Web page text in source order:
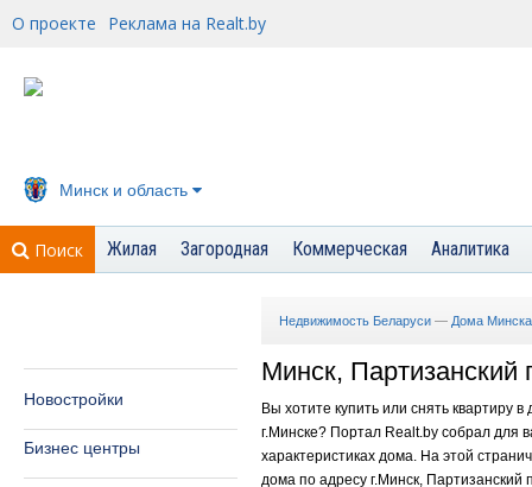
О проекте Реклама на Realt.by
Минск и область
Поиск Жилая Загородная Коммерческая Аналитика
Новостройки
Бизнес центры
Недвижимость Беларуси — Дома Минска
Минск, Партизанский
Вы хотите купить или снять квартиру
г.Минске? Портал Realt.by собрал
характеристиках дома. На этой
дома по адресу г.Минск, Партизанский